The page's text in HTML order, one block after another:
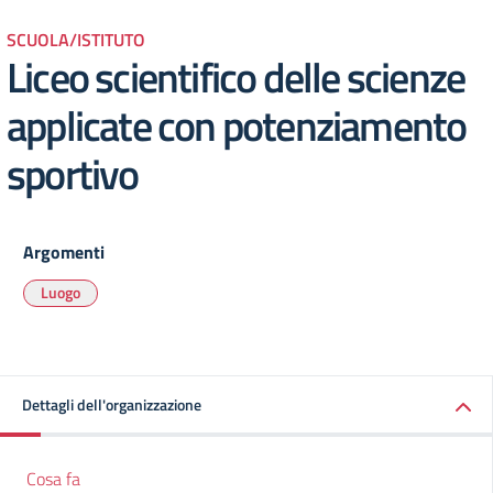
SCUOLA/ISTITUTO
Liceo scientifico delle scienze
applicate con potenziamento
sportivo
Argomenti
Luogo
Dettagli dell'organizzazione
Cosa fa